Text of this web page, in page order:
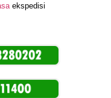
ekspedisi